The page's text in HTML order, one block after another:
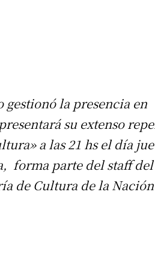
la presencia en
su extenso
a las 21 hs el día
forma parte del staff del
de Cultura de la